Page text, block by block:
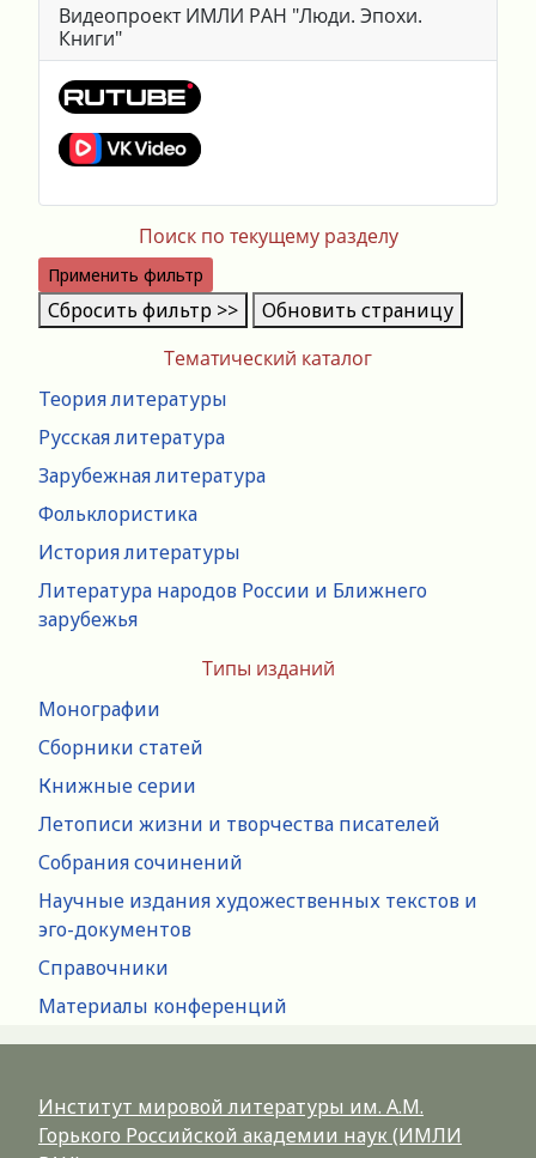
Тематический каталог
Теория литературы
Русская литература
Зарубежная литература
Фольклористика
История литературы
Литература народов России и Ближнего
зарубежья
Типы изданий
Монографии
Сборники статей
Книжные серии
Летописи жизни и творчества писателей
Собрания сочинений
Научные издания художественных текстов и
эго-документов
Справочники
Материалы конференций
Видеопроект ИМЛИ РАН "Люди. Эпохи.
Книги"
Поиск по текущему разделу
Применить фильтр
Сбросить фильтр >> Обновить страницу
Институт мировой литературы им. А.М.
Горького Российской академии наук (ИМЛИ